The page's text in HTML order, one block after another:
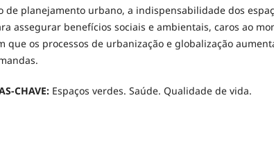
de planejamento urbano, a indispensabilidade dos
assegurar benefícios sociais e ambientais, caros ao
que os processos de urbanização e globalização
CHAVE: Espaços verdes. Saúde. Qualidade de vida.